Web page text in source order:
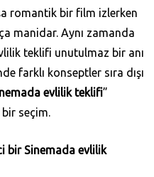
romantik bir film izlerken
manidar. Aynı zamanda
teklifi unutulmaz bir anı
farklı konseptler sıra dışı
evlilik teklifi”
seçim.
bir Sinemada evlilik